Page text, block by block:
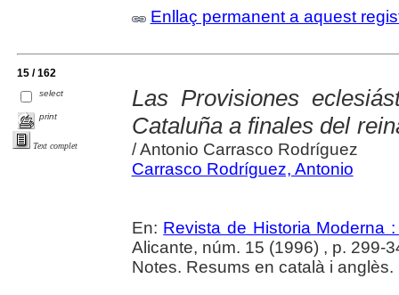
Enllaç permanent a aquest
15 / 162
select
print
Text complet
Las Provisiones
Cataluña a finales del
/ Antonio Carrasco Rodríguez
Carrasco Rodríguez, Antonio
En: Revista de Historia Moderna
Alicante, núm. 15 (1996) , p. 299-
Notes. Resums en català i anglès.